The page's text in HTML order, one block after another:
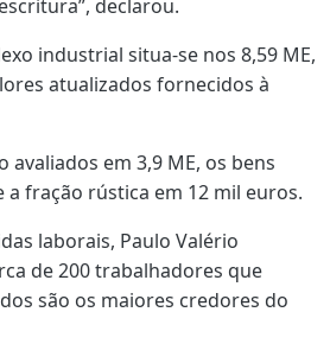
declarou.
industrial situa-se nos 8,59 ME,
atualizados fornecidos à
avaliados em 3,9 ME, os bens
a fração rústica em 12 mil euros.
laborais, Paulo Valério
de 200 trabalhadores que
são os maiores credores do